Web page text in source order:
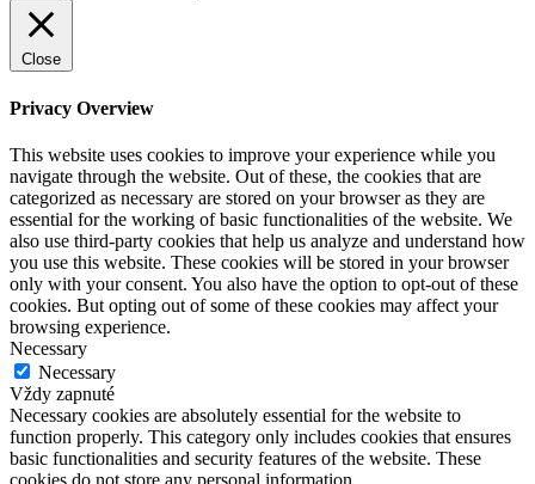
Close
Privacy Overview
This website uses cookies to improve your experience while you
navigate through the website. Out of these, the cookies that are
categorized as necessary are stored on your browser as they are
essential for the working of basic functionalities of the website. We
also use third-party cookies that help us analyze and understand how
you use this website. These cookies will be stored in your browser
only with your consent. You also have the option to opt-out of these
cookies. But opting out of some of these cookies may affect your
browsing experience.
Necessary
Necessary
Vždy zapnuté
Necessary cookies are absolutely essential for the website to
function properly. This category only includes cookies that ensures
basic functionalities and security features of the website. These
cookies do not store any personal information.